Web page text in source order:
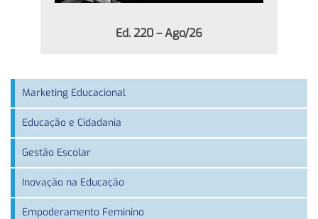
Ed. 220 – Ago/26
Marketing Educacional
Educação e Cidadania
Gestão Escolar
Inovação na Educação
Empoderamento Feminino